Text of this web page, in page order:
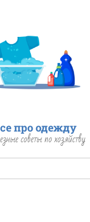
про одежду
советы по хозяйству